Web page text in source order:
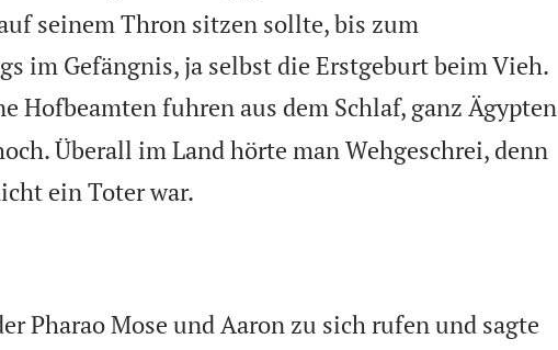
seinem Thron sitzen sollte, bis zum
im Gefängnis, ja selbst die Erstgeburt beim Vieh.
Hofbeamten fuhren aus dem Schlaf, ganz Ägypten
Überall im Land hörte man Wehgeschrei, denn
ein Toter war.
Pharao Mose und Aaron zu sich rufen und sagte